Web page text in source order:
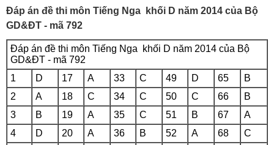
Đáp án đề thi môn Tiếng Nga khối D năm 2014 của Bộ
GD&ĐT - mã 792
Đáp án đề thi môn Tiếng Nga khối D năm 2014 của Bộ
GD&ĐT - mã 792
1
D 17 A 33 C 49 D 65
B
2
A 18 C 34 C 50 C 66
B
3
B 19 A 35 C 51 B 67
A
4
D 20 A 36 B 52 A 68
C